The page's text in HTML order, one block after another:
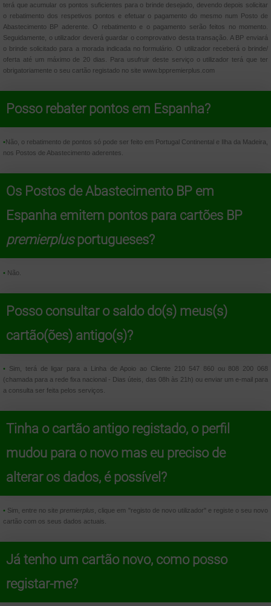
terá que acumular os pontos suficientes para o brinde desejado, devendo depois solicitar
o rebatimento dos respetivos pontos e efetuar o pagamento do mesmo num Posto de
Abastecimento BP aderente. O rebatimento e o pagamento serão feitos no momento.
Seguidamente, o utilizador deverá guardar o comprovativo desta transação. A BP enviará
o brinde solicitado para a morada indicada no formulário. O utilizador receberá o brinde/
oferta até um máximo de 20 dias. Para usufruir deste serviço o utilizador terá que ter
obrigatoriamente o seu cartão registado no site www.bppremierplus.com
Posso rebater pontos em Espanha?
•Não, o rebatimento de pontos só pode ser feito em Portugal Continental e Ilha da Madeira,
nos Postos de Abastecimento aderentes.
Os Postos de Abastecimento BP em
Espanha emitem pontos para cartões BP
premierplusportugueses?
• Não.
Posso consultar o saldo do(s) meus(s)
cartão(ões) antigo(s)?
• Sim, terá de ligar para a Linha de Apoio ao Cliente 210 547 860 ou 808 200 068
(chamada para a rede fixa nacional - Dias úteis, das 08h às 21h) ou enviar um e-mail para
a consulta ser feita pelos serviços.
Tinha o cartão antigo registado, o perfil
mudou para o novo mas eu preciso de
alterar os dados, é possível?
• Sim, entre no site premierplus
, clique em "registo de novo utilizador" e registe o seu novo
cartão com os seus dados actuais.
Já tenho um cartão novo, como posso
registar-me?